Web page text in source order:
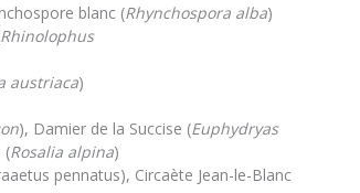
blanc (Rhynchospora alba)
Rhinolophus
austriaca)
), Damier de la Succise (Euphydryas
(Rosalia alpina)
pennatus), Circaète Jean-le-Blanc